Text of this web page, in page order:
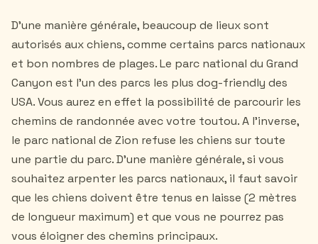
D'une manière générale, beaucoup de lieux sont
autorisés aux chiens, comme certains parcs nationaux
et bon nombres de plages. Le parc national du Grand
Canyon est l’un des parcs les plus dog-friendly des
USA. Vous aurez en effet la possibilité de parcourir les
chemins de randonnée avec votre toutou. A l’inverse,
le parc national de Zion refuse les chiens sur toute
une partie du parc. D’une manière générale, si vous
souhaitez arpenter les parcs nationaux, il faut savoir
que les chiens doivent être tenus en laisse (2 mètres
de longueur maximum) et que vous ne pourrez pas
vous éloigner des chemins principaux.